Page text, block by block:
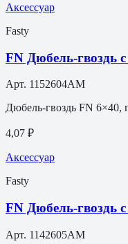
Аксессуар
Fasty
FN Дюбель-гвоздь
Арт. 1152604AM
Дюбель-гвоздь FN 6×40,
4,07 ₽
Аксессуар
Fasty
FN Дюбель-гвоздь
Арт. 1142605AM